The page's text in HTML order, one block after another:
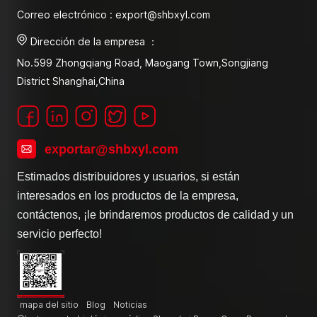
Correo electrónico : export@shbxyl.com
Dirección de la empresa ：
No.599 Zhongqiang Road, Maogang Town,Songjiang
District Shanghai,China
exportar@shbxyl.com
Estimados distribuidores y usuarios, si están
interesados en los productos de la empresa,
contáctenos, ¡le brindaremos productos de calidad y un
servicio perfecto!
mapa del sitio Blog
Noticias